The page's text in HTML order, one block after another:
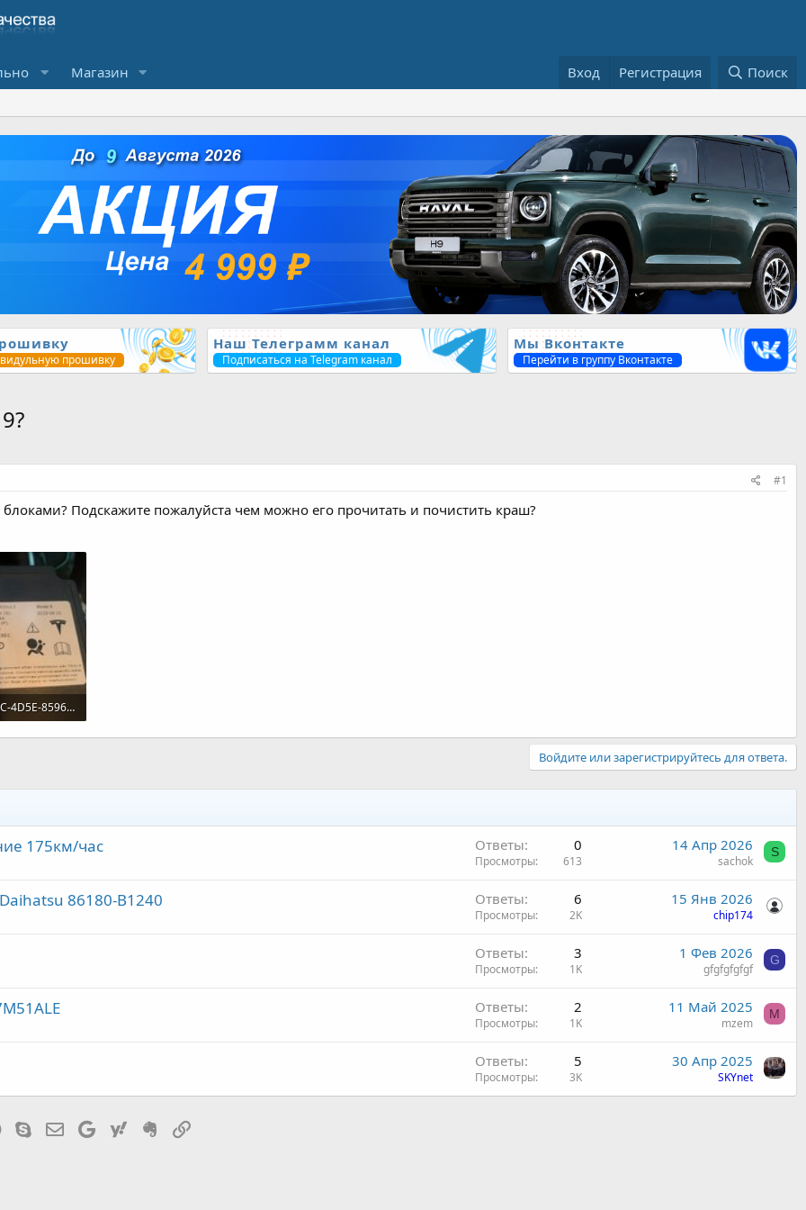
Магазин Вход Регистрация Поиск
прошивку
Наш Телеграмм канал
Подписаться на Telegram канал
Мы Вконтакте
Перейти в группу Вконтакте
#1
блоками? Подскажите пожалуйста чем можно его прочитать и почистить краш?
4599B001-740C-4D5E-8596-FE5D5791E9B8.jpeg
29
Войдите или зарегистрируйтесь для ответа.
175км/час Ответы 0
Просмотры 613
14 Апр 2026
sachok
S
86180-B1240 Ответы 6
Просмотры 2K
15 Янв 2026
chip174
Ответы 3
Просмотры 1K
1 Фев 2026
gfgfgfgfgf
G
Ответы 2
Просмотры 1K
11 Май 2025
mzem
M
Ответы 5
Просмотры 3K
30 Апр 2025
SKYnet
Telegram
Skype Эл. почта
Google Yahoo Evernote